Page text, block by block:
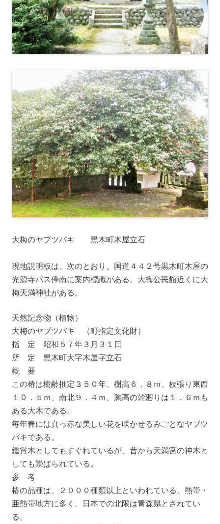
大梅のヤブツバキ 黒木町木屋立石
現地説明板は、次のとおり。国道４４２号黒木町木屋の
光源寺バス停南に案内標識がある。大梅公民館近くに大
梅天満神社がある。
天然記念物（植物）
大梅のヤブツバキ （町指定文化財）
指 定 昭和５７年３月３１日
所 定 黒木町大字木屋字立石
概 要
この椿は樹齢推定３５０年、樹高６．８ｍ、枝張り東西
１０．５ｍ、南北９．４ｍ、胸高の幹廻りは１．６ｍも
ある大木である。
毎年春には真っ赤な美しい花を咲かせるみごとなヤブツ
バキである。
鑑賞木としてもすぐれているが、昔から天満宮の神木と
しても崇ばられている。
参 考
椿の品種は、２０００種類以上といわれている。熱帯・
亜熱帯地方に多く、日本での北限は青森県とされてい
る。